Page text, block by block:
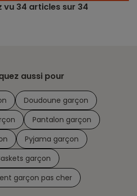
vu 34 articles sur 34
aussi pour
Doudoune garçon
Pantalon garçon
Pyjama garçon
garçon
garçon pas cher